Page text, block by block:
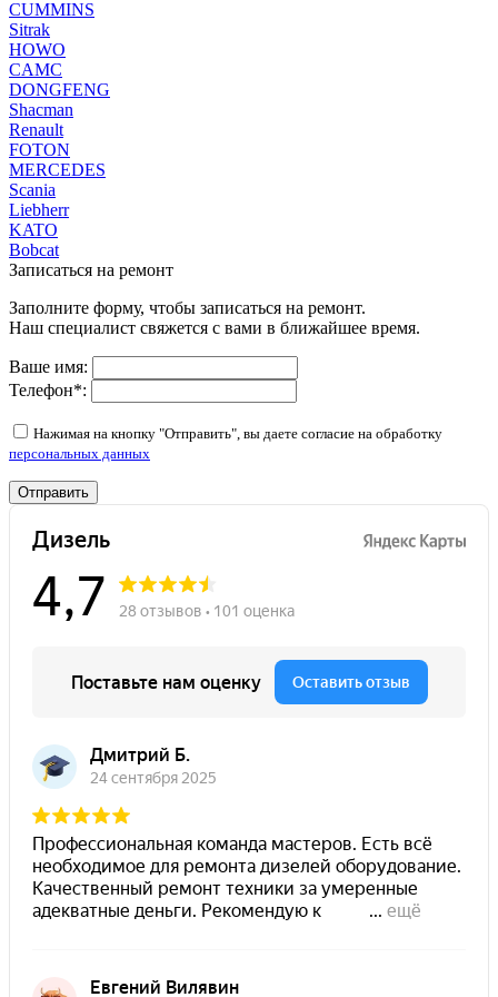
CUMMINS
Sitrak
HOWO
CAMC
DONGFENG
Shacman
Renault
FOTON
MERCEDES
Scania
Liebherr
KATO
Bobcat
Записаться на ремонт
Заполните форму, чтобы записаться на ремонт.
Наш специалист свяжется с вами в ближайшее время.
Ваше имя:
Телефон*:
Нажимая на кнопку "Отправить", вы даете согласие на обработку
персональных данных
Отправить